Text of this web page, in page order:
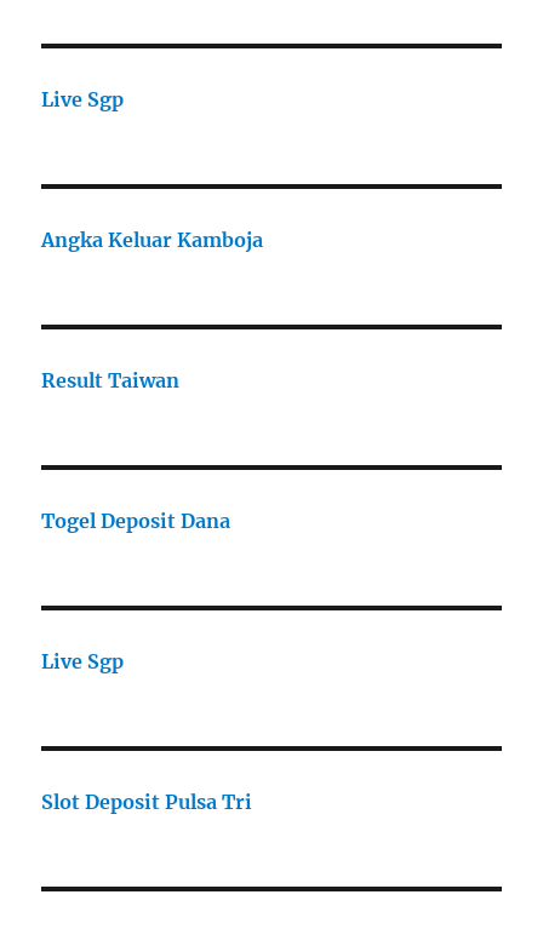
Live Sgp
Angka Keluar Kamboja
Result Taiwan
Togel Deposit Dana
Live Sgp
Slot Deposit Pulsa Tri